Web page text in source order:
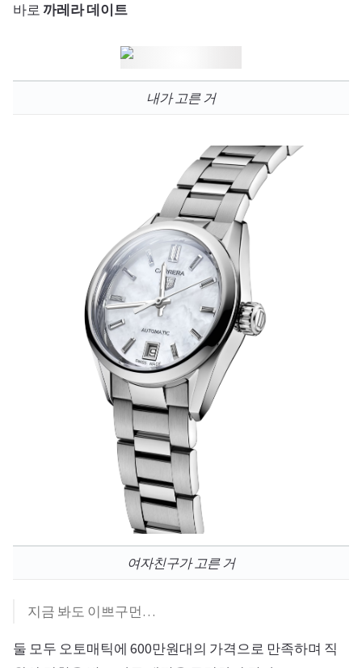
바로까레라 데이트
내가 고른 거
여자친구가 고른 거
지금 봐도 이쁘구먼…
둘 모두 오토매틱에 600만원대의 가격으로 만족하며 직